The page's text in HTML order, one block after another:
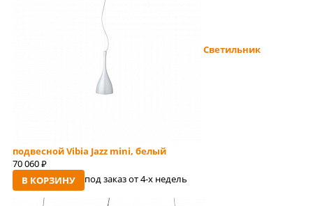
Светильник
подвесной Vibia Jazz mini, белый
70 060 руб
В КОРЗИНУ под заказ от 4-x недель